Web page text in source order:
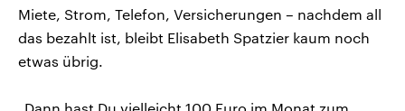
Miete, Strom, Telefon, Versicherungen – nachdem all
das bezahlt ist, bleibt Elisabeth Spatzier kaum noch
etwas übrig.